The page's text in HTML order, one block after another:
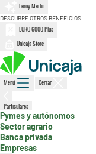
Leroy Merlin
DESCUBRE OTROS BENEFICIOS
EURO 6000 Plus
Unicaja Store
Menú Cerrar
Particulares
Pymes y autónomos
Sector agrario
Banca privada
Empresas